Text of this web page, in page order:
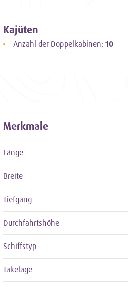
Kajüten
Anzahl der Doppelkabinen: 10
Merkmale
Länge
Breite
Tiefgang
Durchfahrtshöhe
Schiffstyp
Takelage